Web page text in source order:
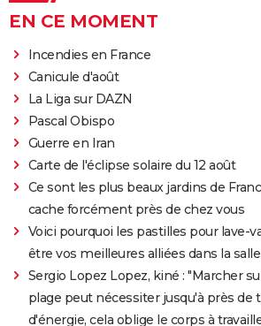
EN CE MOMENT
Incendies en France
Canicule d'août
La Liga sur DAZN
Pascal Obispo
Guerre en Iran
Carte de l'éclipse solaire du 12 août
Ce sont les plus beaux jardins de
cache forcément près de chez vous
Voici pourquoi les pastilles pour lave-
être vos meilleures alliées dans la
Sergio Lopez Lopez, kiné : "Marcher
plage peut nécessiter jusqu'à près de
d'énergie, cela oblige le corps à